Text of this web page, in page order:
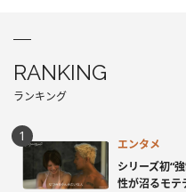
RANKING
ランキング
エンタメ
シリーズ初“
性が沼るモテ